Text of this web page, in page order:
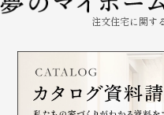
注文住宅に関す